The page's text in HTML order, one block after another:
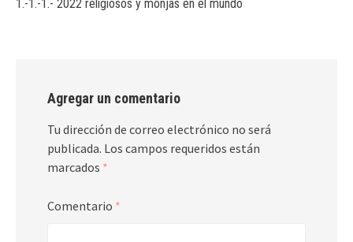
1.-1.-1.- 2022 religiosos y monjas en el mundo
Agregar un comentario
Tu dirección de correo electrónico no será
publicada. Los campos requeridos están
marcados *
Comentario *